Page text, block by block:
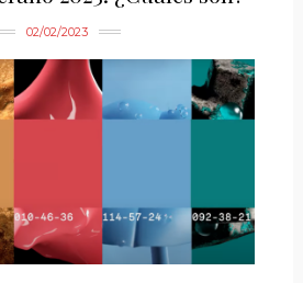
02/02/2023